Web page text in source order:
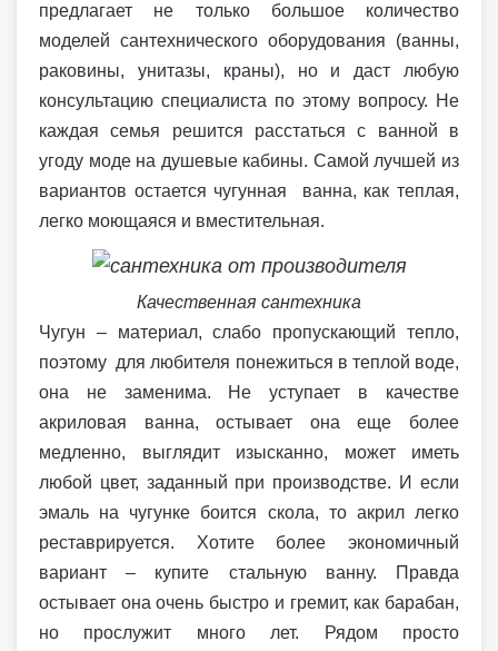
предлагает не только большое количество
моделей сантехнического оборудования (ванны,
раковины, унитазы, краны), но и даст любую
консультацию специалиста по этому вопросу. Не
каждая семья решится расстаться с ванной в
угоду моде на душевые кабины. Самой лучшей из
вариантов остается чугунная ванна, как теплая,
легко моющаяся и вместительная.
Качественная сантехника
Чугун – материал, слабо пропускающий тепло,
поэтому для любителя понежиться в теплой воде,
она не заменима. Не уступает в качестве
акриловая ванна, остывает она еще более
медленно, выглядит изысканно, может иметь
любой цвет, заданный при производстве. И если
эмаль на чугунке боится скола, то акрил легко
реставрируется. Хотите более экономичный
вариант – купите стальную ванну. Правда
остывает она очень быстро и гремит, как барабан,
но прослужит много лет. Рядом просто